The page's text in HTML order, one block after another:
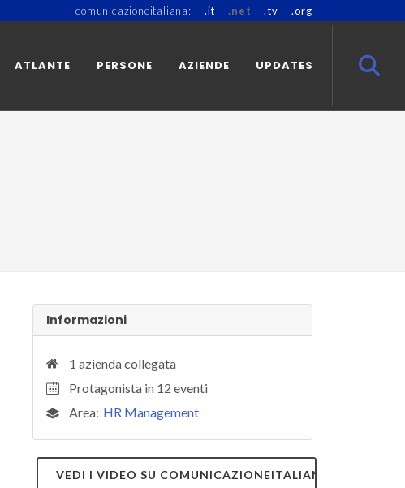
comunicazioneitaliana: .it .net .tv .org
ATLANTE PERSONE AZIENDE UPDATES
Informazioni
1 azienda collegata
Protagonista in 12 eventi
Area: HR Management
VEDI I VIDEO SU COMUNICAZIONEITALIANA.TV